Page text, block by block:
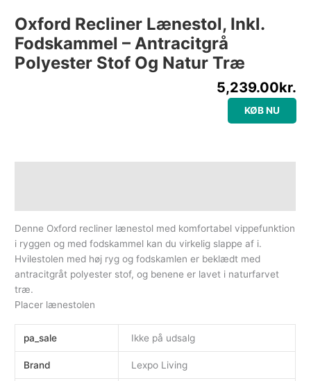
Oxford Recliner Lænestol, Inkl.
Fodskammel – Antracitgrå
Polyester Stof Og Natur Træ
5,239.00kr.
KØB NU
Denne Oxford recliner lænestol med komfortabel vippefunktion
i ryggen og med fodskammel kan du virkelig slappe af i.
Hvilestolen med høj ryg og fodskamlen er beklædt med
antracitgråt polyester stof, og benene er lavet i naturfarvet
træ.
Placer lænestolen
pa_sale Ikke på udsalg
Brand Lexpo Living